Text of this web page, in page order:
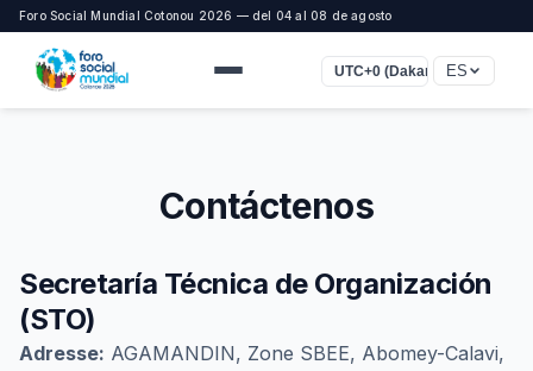
Foro Social Mundial Cotonou 2026 — del 04 al 08 de agosto
UTC+0 (Dakar, Casablanca)
ES
Contáctenos
Secretaría Técnica de Organización
(STO)
Adresse: AGAMANDIN, Zone SBEE, Abomey-Calavi,